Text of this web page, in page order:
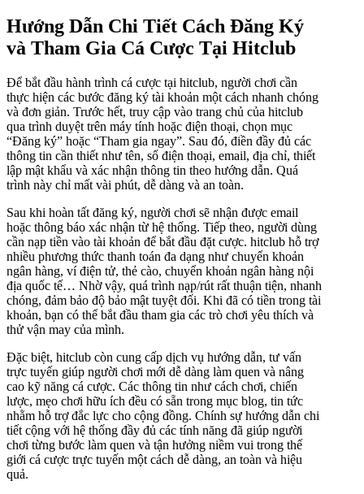
Hướng Dẫn Chi Tiết Cách Đăng Ký
và Tham Gia Cá Cược Tại Hitclub
Để bắt đầu hành trình cá cược tại hitclub, người chơi cần
thực hiện các bước đăng ký tài khoản một cách nhanh chóng
và đơn giản. Trước hết, truy cập vào trang chủ của hitclub
qua trình duyệt trên máy tính hoặc điện thoại, chọn mục
“Đăng ký” hoặc “Tham gia ngay”. Sau đó, điền đầy đủ các
thông tin cần thiết như tên, số điện thoại, email, địa chỉ, thiết
lập mật khẩu và xác nhận thông tin theo hướng dẫn. Quá
trình này chỉ mất vài phút, dễ dàng và an toàn.
Sau khi hoàn tất đăng ký, người chơi sẽ nhận được email
hoặc thông báo xác nhận từ hệ thống. Tiếp theo, người dùng
cần nạp tiền vào tài khoản để bắt đầu đặt cược. hitclub hỗ trợ
nhiều phương thức thanh toán đa dạng như chuyển khoản
ngân hàng, ví điện tử, thẻ cào, chuyển khoản ngân hàng nội
địa quốc tế… Nhờ vậy, quá trình nạp/rút rất thuận tiện, nhanh
chóng, đảm bảo độ bảo mật tuyệt đối. Khi đã có tiền trong tài
khoản, bạn có thể bắt đầu tham gia các trò chơi yêu thích và
thử vận may của mình.
Đặc biệt, hitclub còn cung cấp dịch vụ hướng dẫn, tư vấn
trực tuyến giúp người chơi mới dễ dàng làm quen và nâng
cao kỹ năng cá cược. Các thông tin như cách chơi, chiến
lược, mẹo chơi hữu ích đều có sẵn trong mục blog, tin tức
nhằm hỗ trợ đắc lực cho cộng đồng. Chính sự hướng dẫn chi
tiết cộng với hệ thống đầy đủ các tính năng đã giúp người
chơi từng bước làm quen và tận hưởng niềm vui trong thế
giới cá cược trực tuyến một cách dễ dàng, an toàn và hiệu
quả.